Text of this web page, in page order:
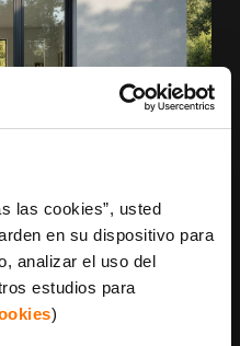
las cookies”, usted
en su dispositivo para
analizar el uso del
estudios para
)
las medidas no están
taller, tocará rectificar
poliuretano,
empeoran la
y premarcos a la